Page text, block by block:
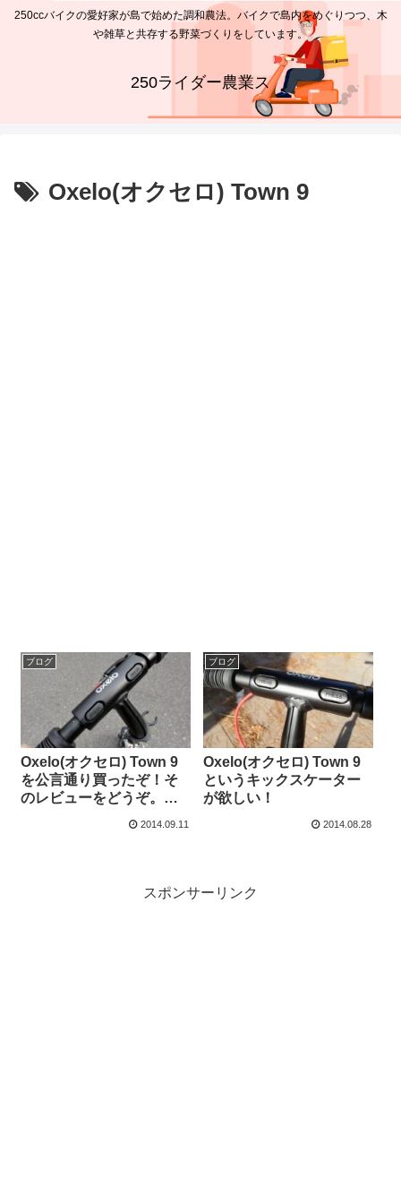
250ccバイクの愛好家が島で始めた調和農法。バイクで島内をめぐりつつ、木
や雑草と共存する野菜づくりをしています。
250ライダー農業ス
Oxelo(オクセロ) Town 9
ブログ
Oxelo(オクセロ) Town 9
を公言通り買ったぞ！そ
のレビューをどうぞ。あ
2014.09.11
ブログ
Oxelo(オクセロ) Town 9
というキックスケーター
が欲しい！
2014.08.28
スポンサーリンク